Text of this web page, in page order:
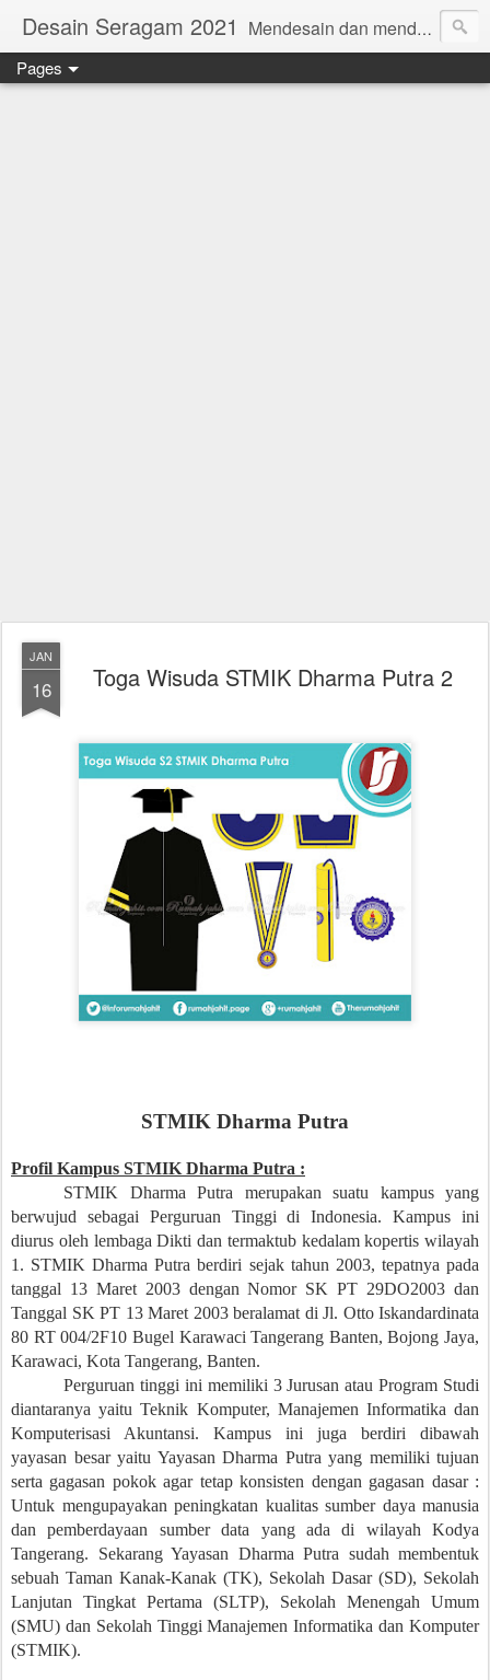
Desain Seragam 2021 Mendesain dan mendesain ulang SERAGAM KERJA 2018 www.rumahjahit.com
Pages
JAN
16 Toga Wisuda STMIK Dharma Putra 2
STMIK Dharma Putra
Profil Kampus STMIK Dharma Putra :
STMIK Dharma Putra merupakan suatu kampus yang
berwujud sebagai Perguruan Tinggi di Indonesia. Kampus ini
diurus oleh lembaga Dikti dan termaktub kedalam kopertis wilayah
1. STMIK Dharma Putra berdiri sejak tahun 2003, tepatnya pada
tanggal 13 Maret 2003 dengan Nomor SK PT 29DO2003 dan
Tanggal SK PT 13 Maret 2003 beralamat di Jl. Otto Iskandardinata
80 RT 004/2F10 Bugel Karawaci Tangerang Banten, Bojong Jaya,
Karawaci, Kota Tangerang, Banten.
Perguruan tinggi ini memiliki 3 Jurusan atau Program Studi
diantaranya yaitu Teknik Komputer, Manajemen Informatika dan
Komputerisasi Akuntansi. Kampus ini juga berdiri dibawah
yayasan besar yaitu Yayasan Dharma Putra yang memiliki tujuan
serta gagasan pokok agar tetap konsisten dengan gagasan dasar :
Untuk mengupayakan peningkatan kualitas sumber daya manusia
dan pemberdayaan sumber data yang ada di wilayah Kodya
Tangerang. Sekarang Yayasan Dharma Putra sudah membentuk
sebuah Taman Kanak-Kanak (TK), Sekolah Dasar (SD), Sekolah
Lanjutan Tingkat Pertama (SLTP), Sekolah Menengah Umum
(SMU) dan Sekolah Tinggi Manajemen Informatika dan Komputer
(STMIK).